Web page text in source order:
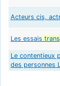
Acteurs cis,
Les essais
Le contentieux
des personnes